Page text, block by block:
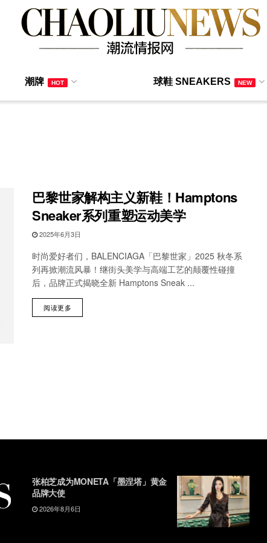
潮牌 HOT 球鞋 SNEAKERS NEW
巴黎世家解构主义新鞋！Hamptons
Sneaker系列重塑运动美学
2025年6月3日
时尚爱好者们，BALENCIAGA「巴黎世家」2025 秋冬系
列再掀潮流风暴！继街头美学与高端工艺的颠覆性碰撞
后，品牌正式揭晓全新 Hamptons Sneak ...
阅读更多
张柏芝成为MONETA「墨涅塔」黄金
品牌大使
2026年8月6日